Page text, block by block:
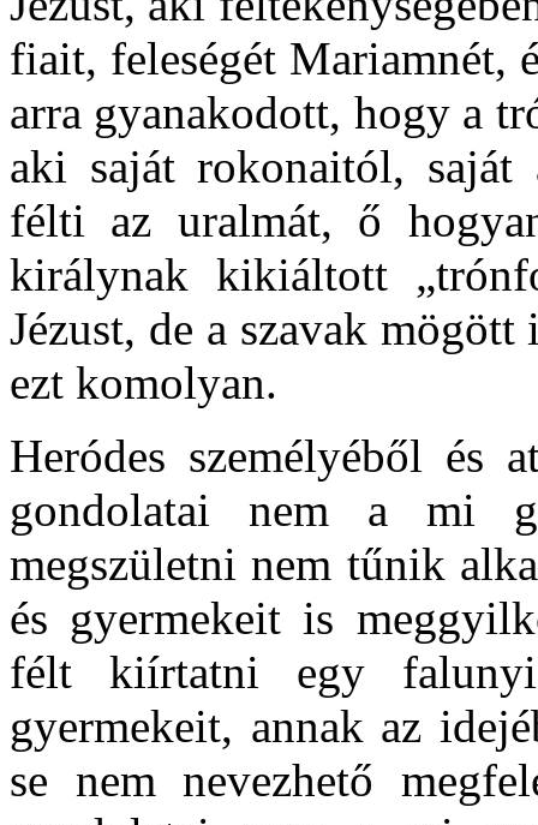
fiait, feleségét Mariamnét,
arra gyanakodott, hogy a
aki saját rokonaitól, saját
félti az uralmát, ő
királynak kikiáltott
Jézust, de a szavak
ezt komolyan.
Heródes személyéből és
gondolatai nem a mi
megszületni nem tűnik
és gyermekeit is
félt kiírtatni egy
gyermekeit, annak az
se nem nevezhető